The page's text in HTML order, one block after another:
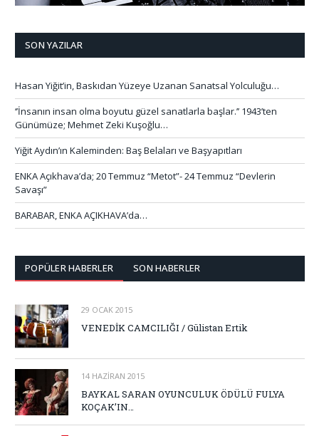
SON YAZILAR
Hasan Yiğit’in, Baskıdan Yüzeye Uzanan Sanatsal Yolculuğu…
‘’İnsanın insan olma boyutu güzel sanatlarla başlar.’’ 1943’ten
Günümüze; Mehmet Zeki Kuşoğlu…
Yiğit Aydın’ın Kaleminden: Baş Belaları ve Başyapıtları
ENKA Açıkhava’da; 20 Temmuz “Metot”- 24 Temmuz “Devlerin
Savaşı”
BARABAR, ENKA AÇIKHAVA’da…
POPÜLER HABERLER SON HABERLER
29 OCAK 2015
VENEDİK CAMCILIĞI / Gülistan Ertik
14 HAZIRAN 2015
BAYKAL SARAN OYUNCULUK ÖDÜLÜ FULYA
KOÇAK’IN…